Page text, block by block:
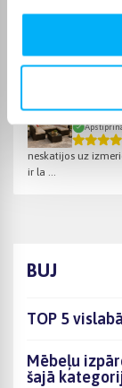
Olev S.
Kvalitatīvs.
Artemij
neskatijos uz
ir la ...
BUJ
TOP 5
Mēbeļu
šajā